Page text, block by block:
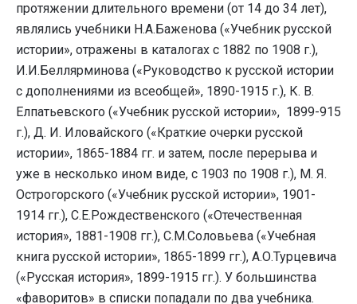
протяжении длительного времени (от 14 до 34 лет),
являлись учебники Н.А.Баженова («Учебник русской
истории», отражены в каталогах с 1882 по 1908 г.),
И.И.Беллярминова («Руководство к русской истории
с дополнениями из всеобщей», 1890-1915 г.), К. В.
Елпатьевского («Учебник русской истории», 1899-915
г.), Д. И. Иловайского («Краткие очерки русской
истории», 1865-1884 гг. и затем, после перерыва и
уже в несколько ином виде, с 1903 по 1908 г.), М. Я.
Острогорского («Учебник русской истории», 1901-
1914 гг.), С.Е.Рождественского («Отечественная
история», 1881-1908 гг.), С.М.Соловьева («Учебная
книга русской истории», 1865-1899 гг.), А.О.Турцевича
(«Русская история», 1899-1915 гг.). У большинства
«фаворитов» в списки попадали по два учебника.